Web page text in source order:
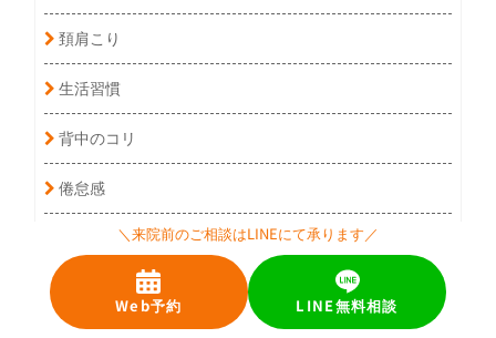
頚肩こり
生活習慣
背中のコリ
倦怠感
妊娠初期
３０代で妊娠しやすい人の特徴
＼来院前のご相談はLINEにて承ります／
Web予約 LINE無料相談